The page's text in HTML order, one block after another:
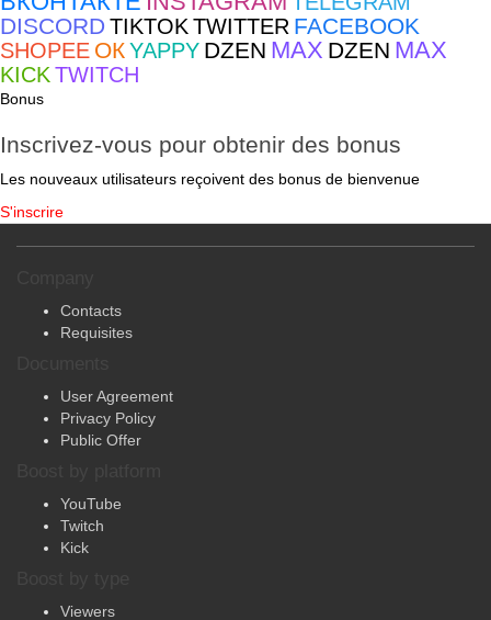
DISCORD TIKTOK TWITTER FACEBOOK
SHOPEE ОКYAPPY DZEN MAX DZEN MAX
KICK TWITCH
Bonus
Inscrivez-vous pour obtenir des bonus
Les nouveaux utilisateurs reçoivent des bonus de bienvenue
S'inscrire
Contacts
Requisites
User Agreement
Privacy Policy
Public Offer
YouTube
Twitch
Kick
Viewers